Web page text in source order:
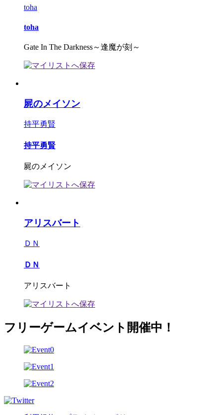
toha
toha
Gate In The Darkness～逢魔が刻～
屍のメイソン
持平勇賢
持平勇賢
屍のメイソン
アリスバート
ＤＮ
ＤＮ
アリスバート
フリーゲームイベント開催中！